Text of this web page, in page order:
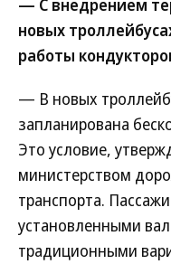
— С внедрением
новых
работы
— В новых
запланирована
Это условие,
министерством
транспорта.
установленными
традиционными